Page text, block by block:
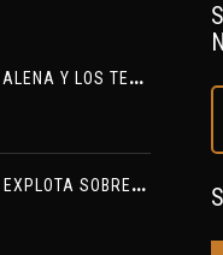
M
ARÍA MAGDALENA Y LOS TEMPLARIOS: ENTRE LA HISTORIA Y EL MISTERIO
U
N METEORO EXPLOTA SOBRE ESTADOS UNIDOS Y ABRE LA PISTA DE POLAR-IM, UN POSIBLE VISITANTE INTERESTELAR